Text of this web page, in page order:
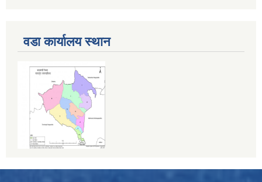
वडा कार्यालय स्थान